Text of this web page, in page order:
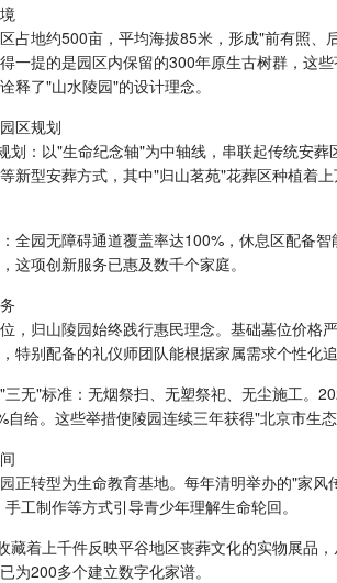
占地约500亩，平均海拔85米，形成"前有照
一提的是园区内保留的300年原生古树群，这
释了"山水陵园"的设计理念。
区规划
划：以"生命纪念轴"为中轴线，串联起传统安
新型安葬方式，其中"归山茗苑"花葬区种植着
全园无障碍通道覆盖率达100%，休息区配备
这项创新服务已惠及数千个家庭。
， 归山陵园始终践行惠民理念。基础墓位价格
特别配备的礼仪师团队能根据家属需求个性化追
无"标准：无烟祭扫、无塑祭祀、无尘施工。
给。这些举措使陵园连续三年获得"北京市生态
正转型为生命教育基地。每年清明举办的"家
工制作等方式引导青少年理解生命轮回。
藏着上千件反映平谷地区丧葬文化的实物展品
为200多个建立数字化家谱。